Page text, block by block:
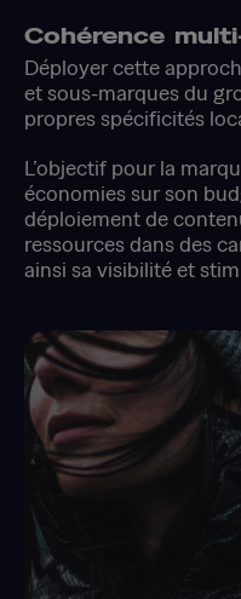
Cohérence
Déployer cette
et sous-marques du
propres spécificités
L’objectif pour la
économies sur son
déploiement de
ressources dans des
ainsi sa visibilité et